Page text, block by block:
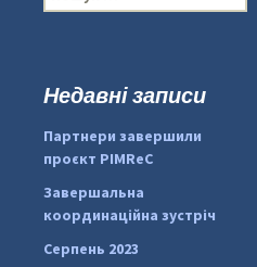
о
:Недавні записи
Партнери завершили
проєкт PIMReC
Завершальна
координаційна зустріч
Серпень 2023